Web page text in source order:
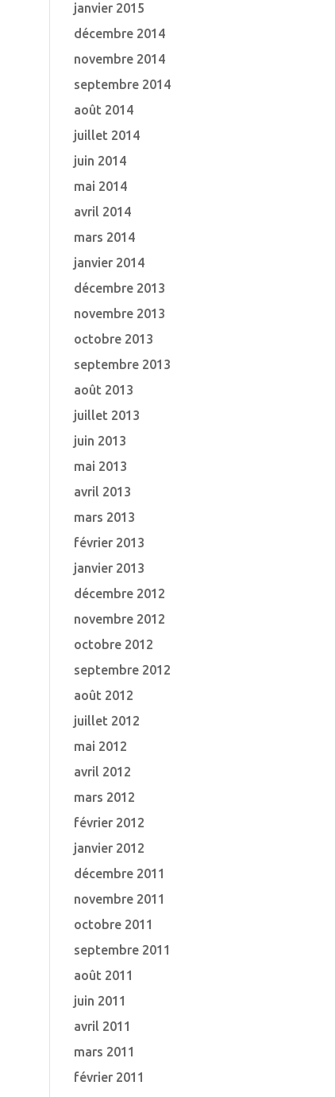
janvier 2015
décembre 2014
novembre 2014
septembre 2014
août 2014
juillet 2014
juin 2014
mai 2014
avril 2014
mars 2014
janvier 2014
décembre 2013
novembre 2013
octobre 2013
septembre 2013
août 2013
juillet 2013
juin 2013
mai 2013
avril 2013
mars 2013
février 2013
janvier 2013
décembre 2012
novembre 2012
octobre 2012
septembre 2012
août 2012
juillet 2012
mai 2012
avril 2012
mars 2012
février 2012
janvier 2012
décembre 2011
novembre 2011
octobre 2011
septembre 2011
août 2011
juin 2011
avril 2011
mars 2011
février 2011